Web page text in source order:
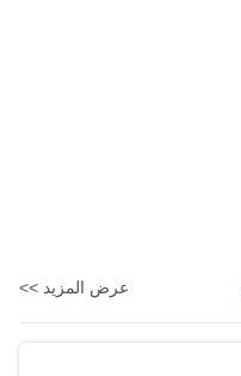
عرض المزيد >>